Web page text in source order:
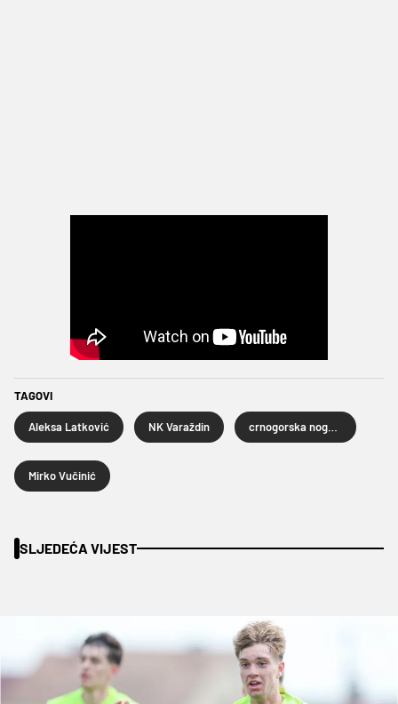
TAGOVI
Aleksa Latković NK Varaždin
Mirko Vučinić
SLJEDEĆA VIJEST